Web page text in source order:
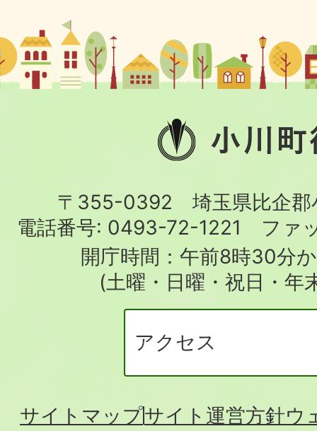
小
川
役
場
〒355-0392 埼玉県比企郡
電話番号: 0493-72-1221
ファ
開庁時間：午前8時30分
(土曜・日曜・祝日・年
アクセス
サイトマップサイト運営方針ウ